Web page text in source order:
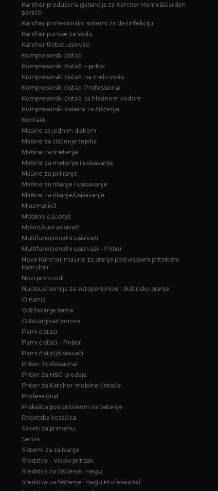
Karcher produžena garancija za Karcher Home&Garden
perače
Karcher profesionalni sistemi za dezinfekciju
Karcher pumpe za vodu
Karcher Robot usisivači
Kompresorski čistači
Kompresorski čistači – pribor
Kompresorski čistači na vrelu vodu
Kompresorski čistači Professional
Kompresorski čistači sa hladnom vodom
Kompresorski sistemi za čišćenje
Kontakt
Mašine sa jednim diskom
Mašine za čišćenje tepiha
Mašine za metenje
Mašine za metenje i usisavanje
Mašine za poliranje
Mašine za ribanje i usisavanje
Mašine za ribanje/usisavanje
Mlazmatik3
Mobilno čišćenje
Mokro/suvi usisivači
Multifunkcionalni usisivači
Multifunkcionalni usisivači – Pribor
Nove Karcher mašine za pranje pod visokim pritiskom
Kaercher
Novi proizvodi
Nucleus hemija za autoperionice i dubinsko pranje
O nama
Održavanje bašte
Odstranjivač korova
Parni čistači
Parni čistači – Pribor
Parni čistači/usisivači
Pribor Professional
Pribor za H&G uređaje
Pribor za Karcher mobilne čistače
Professional
Prskalica pod pritiskom na baterije
Robotska kosačica
Saveti za primenu
Servis
Sistemi za zalivanje
Sredstva – Visoki pritisak
Sredstva za čišćenje i negu
Sredstva za čišćenje i negu Professional